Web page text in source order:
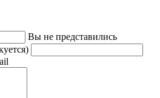
Вы не представились